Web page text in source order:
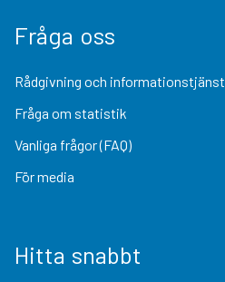
Fråga oss
Rådgivning och informationstjänst
Fråga om statistik
Vanliga frågor (FAQ)
För media
Hitta snabbt